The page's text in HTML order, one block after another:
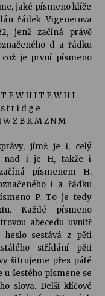
jaké písmeno klíče
řádek Vigenerova
jenž začíná právě
d a řádku
což je první písmeno
E W H I T E W H I
t r i d g e
Z B K M Z N M
jímž je i, celý
nad i je H, takže i
písmenem H.
i a řádku
P. To je tedy
Každé písmeno
abecedu uvnitř
heslo sestává z pěti
střídání pěti
šifrujeme přes páté
u šestého písmene se
slova. Delší klíčové